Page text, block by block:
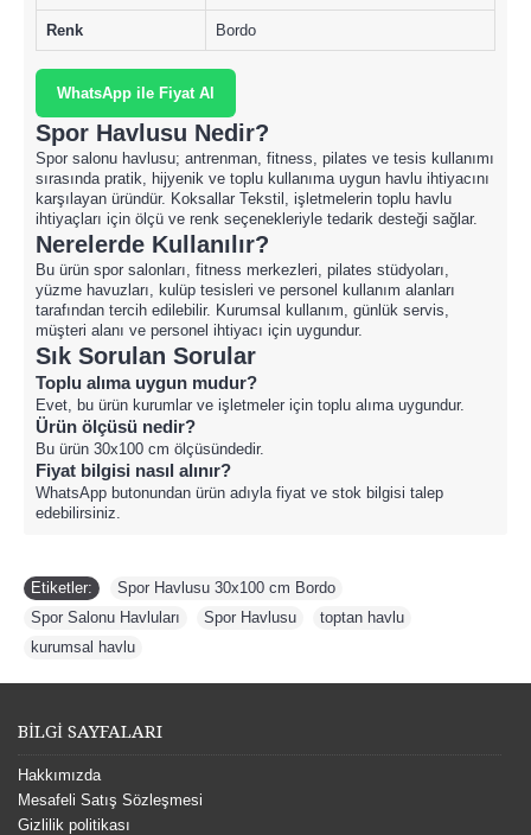
Renk Bordo
WhatsApp ile Fiyat Al
Spor Havlusu Nedir?
Spor salonu havlusu; antrenman, fitness, pilates ve tesis kullanımı
sırasında pratik, hijyenik ve toplu kullanıma uygun havlu ihtiyacını
karşılayan üründür. Koksallar Tekstil, işletmelerin toplu havlu
ihtiyaçları için ölçü ve renk seçenekleriyle tedarik desteği sağlar.
Nerelerde Kullanılır?
Bu ürün spor salonları, fitness merkezleri, pilates stüdyoları,
yüzme havuzları, kulüp tesisleri ve personel kullanım alanları
tarafından tercih edilebilir. Kurumsal kullanım, günlük servis,
müşteri alanı ve personel ihtiyacı için uygundur.
Sık Sorulan Sorular
Toplu alıma uygun mudur?
Evet, bu ürün kurumlar ve işletmeler için toplu alıma uygundur.
Ürün ölçüsü nedir?
Bu ürün 30x100 cm ölçüsündedir.
Fiyat bilgisi nasıl alınır?
WhatsApp butonundan ürün adıyla fiyat ve stok bilgisi talep
edebilirsiniz.
Etiketler: Spor Havlusu 30x100 cm Bordo
Spor Salonu Havluları
Spor Havlusu toptan havlu
kurumsal havlu
BİLGİ SAYFALARI
Hakkımızda
Mesafeli Satış Sözleşmesi
Gizlilik politikası